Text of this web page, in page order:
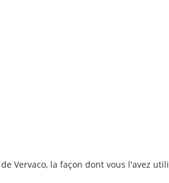
Vervaco, la façon dont vous l'avez